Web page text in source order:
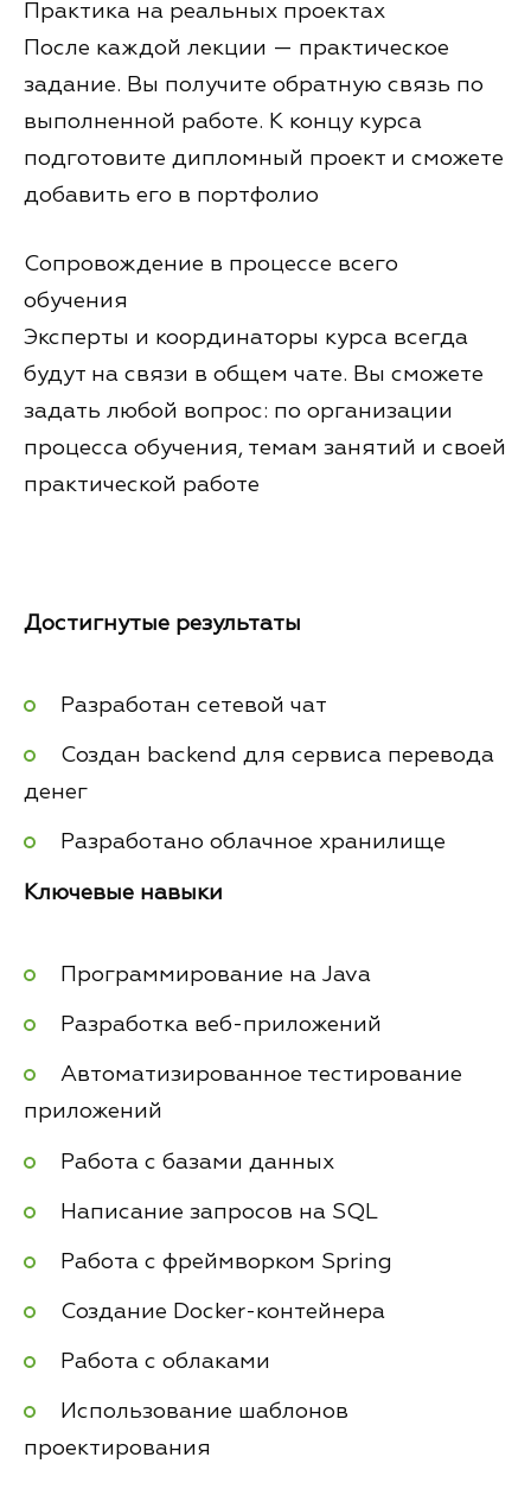
Практика на реальных проектах
После каждой лекции — практическое
задание. Вы получите обратную связь по
выполненной работе. К концу курса
подготовите дипломный проект и сможете
добавить его в портфолио
Сопровождение в процессе всего
обучения
Эксперты и координаторы курса всегда
будут на связи в общем чате. Вы сможете
задать любой вопрос: по организации
процесса обучения, темам занятий и своей
практической работе
Достигнутые результаты
Разработан сетевой чат
Создан backend для сервиса перевода
денег
Разработано облачное хранилище
Ключевые навыки
Программирование на Java
Разработка веб-приложений
Автоматизированное тестирование
приложений
Работа с базами данных
Написание запросов на SQL
Работа с фреймворком Spring
Создание Docker-контейнера
Работа с облаками
Использование шаблонов
проектирования